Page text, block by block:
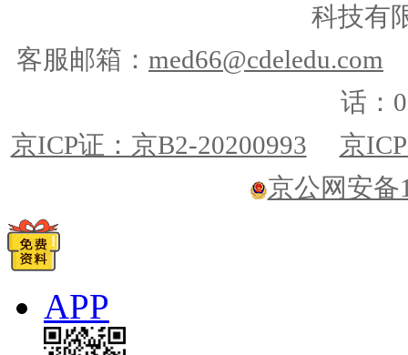
科技有
客服邮箱： med66@cdeledu.com
话：
京ICP证：京B2-20200993
京
京公网安备
APP